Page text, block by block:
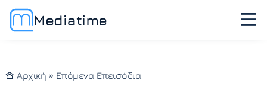
Mediatime
Αρχική » Επόμενα Επεισόδια